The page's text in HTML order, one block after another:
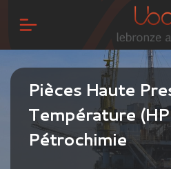
Pièces Haute
Température
Pétrochimie